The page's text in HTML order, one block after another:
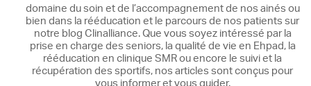
domaine du soin et de l’accompagnement de nos ainés ou
bien dans la rééducation et le parcours de nos patients sur
notre blog Clinalliance. Que vous soyez intéressé par la
prise en charge des seniors, la qualité de vie en Ehpad, la
rééducation en clinique SMR ou encore le suivi et la
récupération des sportifs, nos articles sont conçus pour
vous informer et vous guider.